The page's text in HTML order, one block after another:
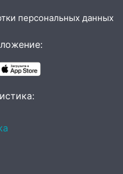
персональных данных